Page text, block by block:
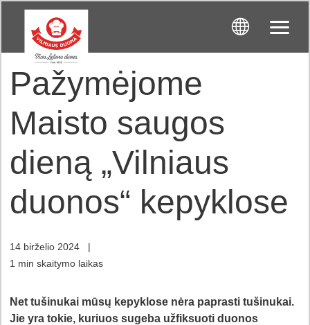
Pažymėjome
Maisto saugos
dieną „Vilniaus
duonos“ kepyklose
14 birželio 2024
|
1 min skaitymo laikas
Net tušinukai mūsų kepyklose nėra paprasti tušinukai.
Jie yra tokie, kuriuos sugeba užfiksuoti duonos